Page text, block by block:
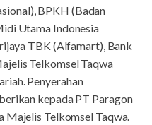
BPKH (Badan
Utama Indonesia
TBK (Alfamart), Bank
Telkomsel Taqwa
Penyerahan
kepada PT Paragon
Majelis Telkomsel Taqwa.